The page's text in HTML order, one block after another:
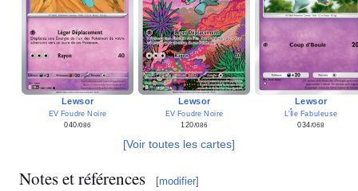
Lewsor
EV Foudre Noire
040/086
Lewsor
EV Foudre Noire
120/086
Lewsor
L'Île Fabuleuse
034/068
[Voir toutes les cartes]
Notes et références [modifier]